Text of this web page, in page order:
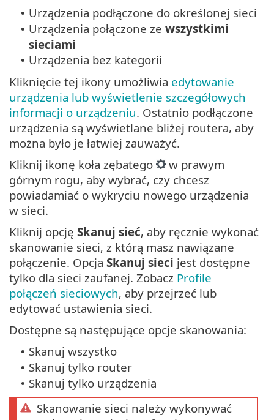
• Urządzenia podłączone do określonej sieci
• Urządzenia połączone ze wszystkimi
sieciami
• Urządzenia bez kategorii
Kliknięcie tej ikony umożliwia edytowanie
urządzenia lub wyświetlenie szczegółowych
informacji o urządzeniu. Ostatnio podłączone
urządzenia są wyświetlane bliżej routera, aby
można było je łatwiej zauważyć.
Kliknij ikonę koła zębatego
w prawym
górnym rogu, aby wybrać, czy chcesz
powiadamiać o wykryciu nowego urządzenia
w sieci.
Kliknij opcję Skanuj sieć, aby ręcznie wykonać
skanowanie sieci, z którą masz nawiązane
połączenie. Opcja Skanuj sieci jest dostępne
tylko dla sieci zaufanej. Zobacz Profile
połączeń sieciowych, aby przejrzeć lub
edytować ustawienia sieci.
Dostępne są następujące opcje skanowania:
• Skanuj wszystko
• Skanuj tylko router
• Skanuj tylko urządzenia
Skanowanie sieci należy wykonywać